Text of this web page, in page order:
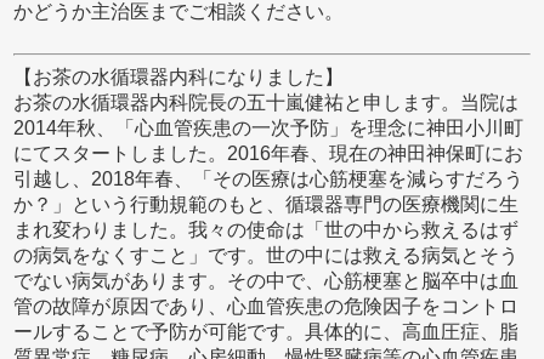
かどうか主治医までご相談ください。
【お茶の水循環器内科になりました】
お茶の水循環器内科院長の五十嵐健祐と申します。当院は
2014年秋、「心血管疾患の一次予防」を理念に神田小川町
にてスタートしました。2016年春、現在の神田神保町にお
引越し、2018年春、「その医療は心筋梗塞を減らすだろう
か？」という行動規範のもと、循環器専門の医療機関に生
まれ変わりました。我々の使命は「世の中から救えるはず
の病気をなくすこと」です。世の中には救える病気とそう
でない病気があります。その中で、心筋梗塞と脳卒中は血
管の故障が原因であり、心血管疾患の危険因子をコントロ
ールすることで予防が可能です。具体的に、高血圧症、脂